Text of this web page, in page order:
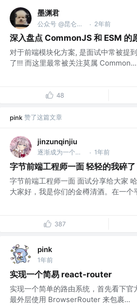
墨渊君
公众号 @昆仑虚F2E · 2年前
深入盘点 CommonJS 和 ESM 的
对于前端模块化方案, 是面试中常被提
了!!! 而这里最常被关注莫属 Common...
48
pink 赞了这篇文章
jinzunqinjiu
逐渐成为一个真正的前端工程师。 @同余科技 · 1年前
字节前端工程师一面 轻轻的我碎
字节前端工程师一面 面试分享给大家
大家好，我是你们的金樽清酒。在一个
387
pink
1年前
实现一个简易 react-router
实现一个简单的路由系统，首先看下官
最外层使用 BrowserRouter 来包裹...